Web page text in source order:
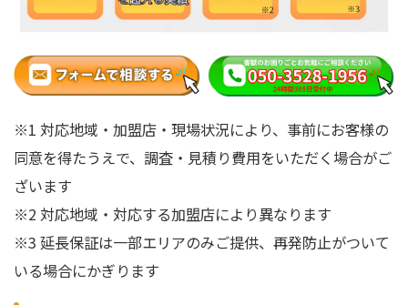
※1 対応地域・加盟店・現場状況により、事前にお客様の
同意を得たうえで、調査・見積り費用をいただく場合がご
ざいます
※2 対応地域・対応する加盟店により異なります
※3 延長保証は一部エリアのみご提供、再発防止がついて
いる場合にかぎります